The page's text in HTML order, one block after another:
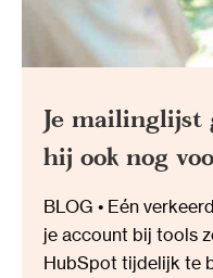
Je mailinglijst
hij ook nog
BLOG • Eén
je account bij tools
HubSpot tijdelijk te